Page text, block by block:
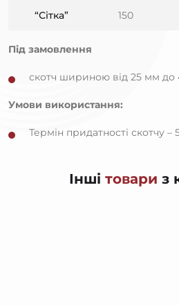
“Сітка” 150
Під замовлення
скотч шириною від 25 мм до
Умови використання:
Термін придатності скотчу –
Інші товари з